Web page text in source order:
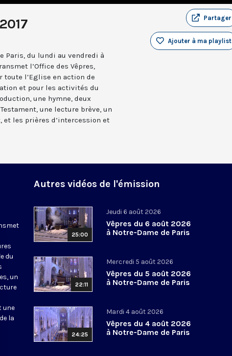
Partager
Ajouter à ma playlist
Paris, du lundi au vendredi à
l’Office des Vêpres,
toute l’Eglise en action de
et pour les activités du
une hymne, deux
une lecture brève, un
et les prières d’intercession et
du
un
une
la
Autres vidéos de l'émission
25:00
Jeudi 6 août 2026
Vêpres du 6 août 2026
à Notre-Dame de Paris
22:11
Mercredi 5 août 2026
Vêpres du 5 août 2026
à Notre-Dame de Paris
24:25
Mardi 4 août 2026
Vêpres du 4 août 2026
à Notre-Dame de Paris